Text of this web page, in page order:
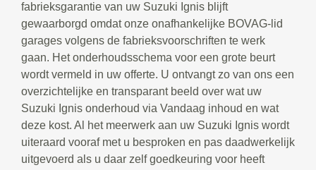
fabrieksgarantie van uw Suzuki Ignis blijft
gewaarborgd omdat onze onafhankelijke BOVAG-lid
garages volgens de fabrieksvoorschriften te werk
gaan. Het onderhoudsschema voor een grote beurt
wordt vermeld in uw offerte. U ontvangt zo van ons een
overzichtelijke en transparant beeld over wat uw
Suzuki Ignis onderhoud via Vandaag inhoud en wat
deze kost. Al het meerwerk aan uw Suzuki Ignis wordt
uiteraard vooraf met u besproken en pas daadwerkelijk
uitgevoerd als u daar zelf goedkeuring voor heeft